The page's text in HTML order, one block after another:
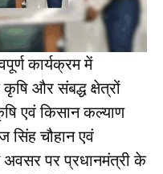
कार्यक्रम में
और संबद्ध क्षेत्रों
एवं किसान कल्याण
सिंह चौहान एवं
अवसर पर प्रधानमंत्री के